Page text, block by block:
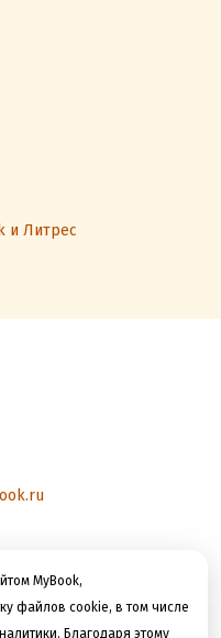
MyBook,
файлов cookie, в том числе
Благодаря этому
и Литрес